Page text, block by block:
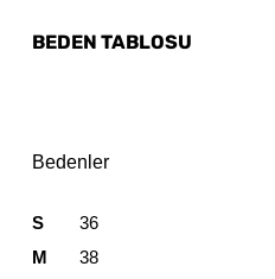
BEDEN TABLOSU
Bedenler
S
36
M
38